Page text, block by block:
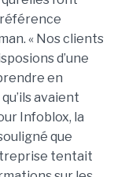
« Nos clients
d’une
en
avaient
Infoblox, la
que
tentait